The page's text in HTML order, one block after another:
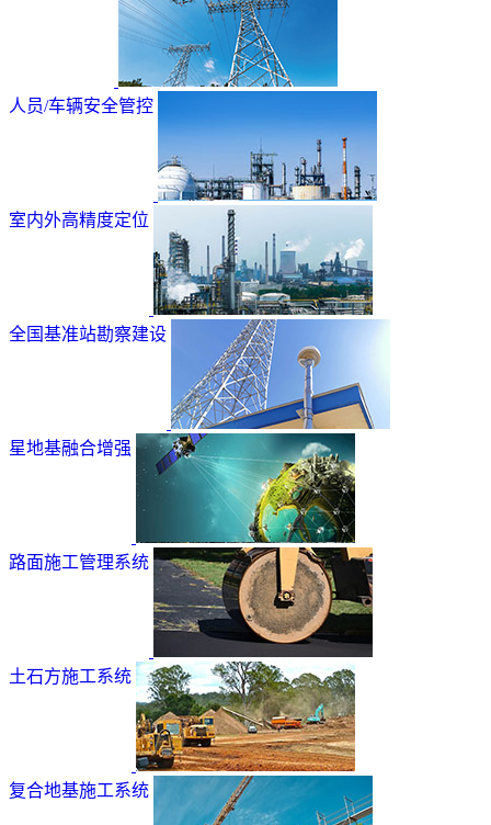
人员/车辆安全管控
室内外高精度定位
全国基准站勘察建设
星地基融合增强
路面施工管理系统
土石方施工系统
复合地基施工系统